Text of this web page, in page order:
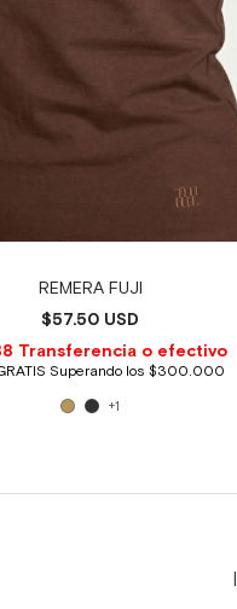
REMERA FUJI
$57.50 USD
+1